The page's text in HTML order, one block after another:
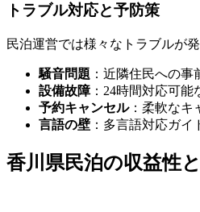
トラブル対応と予防策
民泊運営では様々なトラブルが
騒音問題 ：近隣住民への
設備故障：24時間対応可能
予約キャンセル：柔軟なキ
言語の壁 ：多言語対応ガ
香川県民泊の収益性